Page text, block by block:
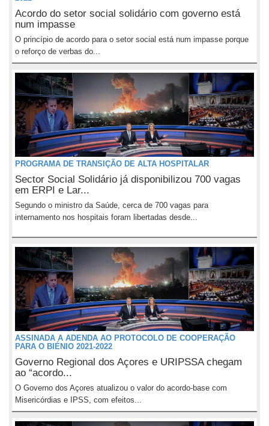
Acordo do setor social solidário com governo está
num impasse
O princípio de acordo para o setor social está num impasse porque
o reforço de verbas do...
PROGRAMA DE TRANSIÇÃO DE ALTA HOSPITALAR
Sector Social Solidário já disponibilizou 700 vagas
em ERPI e Lar...
Segundo o ministro da Saúde, cerca de 700 vagas para
internamento nos hospitais foram libertadas desde...
ASSINADA A ADENDA AO PROTOCOLO DE COOPERAÇÃO
PARA O BIÉNIO 2021-2022
Governo Regional dos Açores e URIPSSA chegam
ao “acordo...
O Governo dos Açores atualizou o valor do acordo-base com
Misericórdias e IPSS, com efeitos...